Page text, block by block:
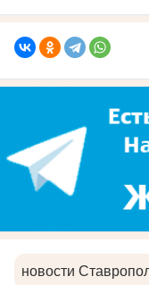
новости